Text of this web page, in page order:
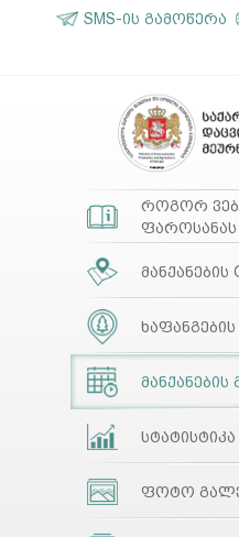
SMS-ის გამოწერა
როგორ
ფაროსანას
მანქანების
მანქანების
სტატისტიკა
ფოტო